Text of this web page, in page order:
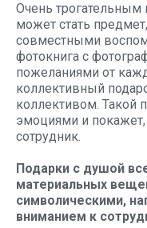
Очень
может стать
совместными
фотокнига с
пожеланиями от
коллективный
коллективом. Такой
эмоциями и
сотрудник.
Подарки с душой
материальных
символическими,
вниманием к